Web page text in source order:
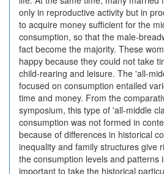
only in reproductive activity but in
to acquire money sufficient for the
consumption, so that the male-
fact become the majority. These
happy because they could not take
child-rearing and leisure. The 'all-
focused on consumption entailed
time and money. From the
symposium, this type of 'all-middle
consumption was not formed in
because of differences in historical
inequality and family structures give
the consumption levels and patterns
important to take the historical